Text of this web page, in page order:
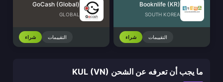
Booknlife (KR)
SOUTH KOREA
التقييمات شراء
GoCash (Global)
GLOBAL
التقييمات شراء
ما يجب أن تعرفه عن الشحن KUL (VN)